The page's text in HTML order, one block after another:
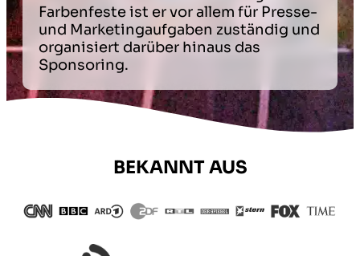
Farbenfeste ist er vor allem für Presse-
und Marketingaufgaben zuständig und
organisiert darüber hinaus das
Sponsoring.
BEKANNT AUS